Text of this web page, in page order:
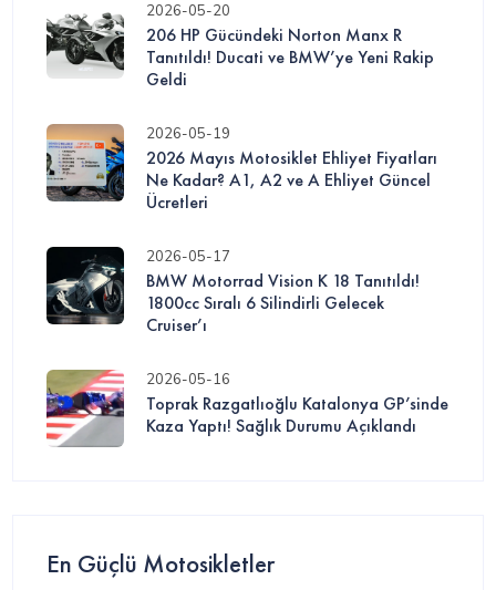
2026-05-20
206 HP Gücündeki Norton Manx R
Tanıtıldı! Ducati ve BMW’ye Yeni Rakip
Geldi
2026-05-19
2026 Mayıs Motosiklet Ehliyet Fiyatları
Ne Kadar? A1, A2 ve A Ehliyet Güncel
Ücretleri
2026-05-17
BMW Motorrad Vision K 18 Tanıtıldı!
1800cc Sıralı 6 Silindirli Gelecek
Cruiser’ı
2026-05-16
Toprak Razgatlıoğlu Katalonya GP’sinde
Kaza Yaptı! Sağlık Durumu Açıklandı
En Güçlü Motosikletler